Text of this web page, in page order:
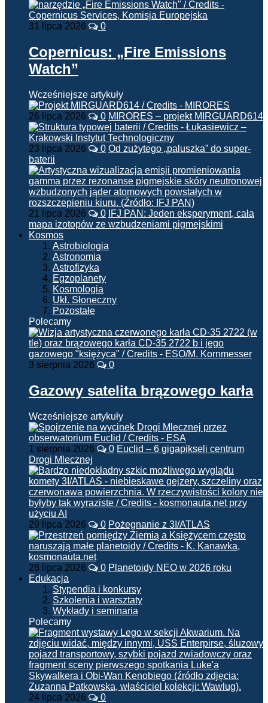
31 lipca 2026 0
Copernicus: „Fire Emissions
Watch”
Wcześniejsze artykuły
26 lipca 2026 0 MIRORES – projekt MIRGUARD614
23 lipca 2026 0 Od zużytego „paluszka” do super-
baterii
21 lipca 2026 0 IFJ PAN: Jeden eksperyment, cała
mapa izotopów ze wzbudzeniami pigmejskimi
Kosmos
Astrobiologia
Astronomia
Astrofizyka
Egzoplanety
Kosmologia
Ukł. Słoneczny
Pozostałe
Polecamy
3 sierpnia 2026 0
Gazowy satelita brązowego karła
Wcześniejsze artykuły
1 sierpnia 2026 0 Euclid – 6 gigapikseli centrum
Drogi Mlecznej
29 lipca 2026 0 Pożegnanie z 3I/ATLAS
28 lipca 2026 0 Planetoidy NEO w 2026 roku
Edukacja
Stypendia i konkursy
Szkolenia i warsztaty
Wykłady i seminaria
Polecamy
24 lipca 2026 0